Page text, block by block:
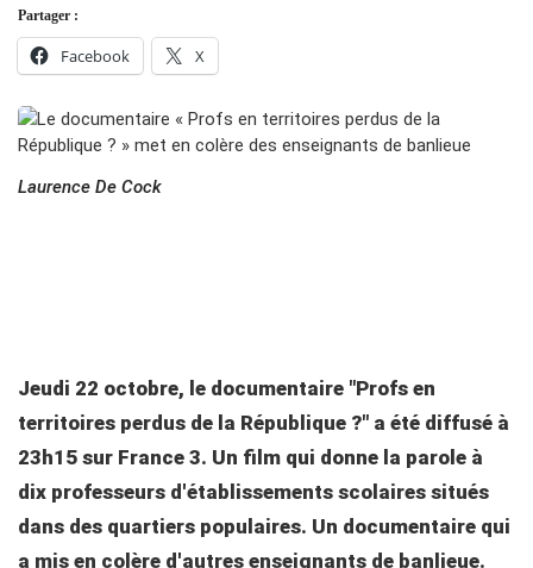
Partager :
Facebook X
Laurence De Cock
Jeudi 22 octobre, le documentaire "Profs en
territoires perdus de la République ?" a été diffusé à
23h15 sur France 3. Un film qui donne la parole à
dix professeurs d'établissements scolaires situés
dans des quartiers populaires. Un documentaire qui
a mis en colère d'autres enseignants de banlieue.